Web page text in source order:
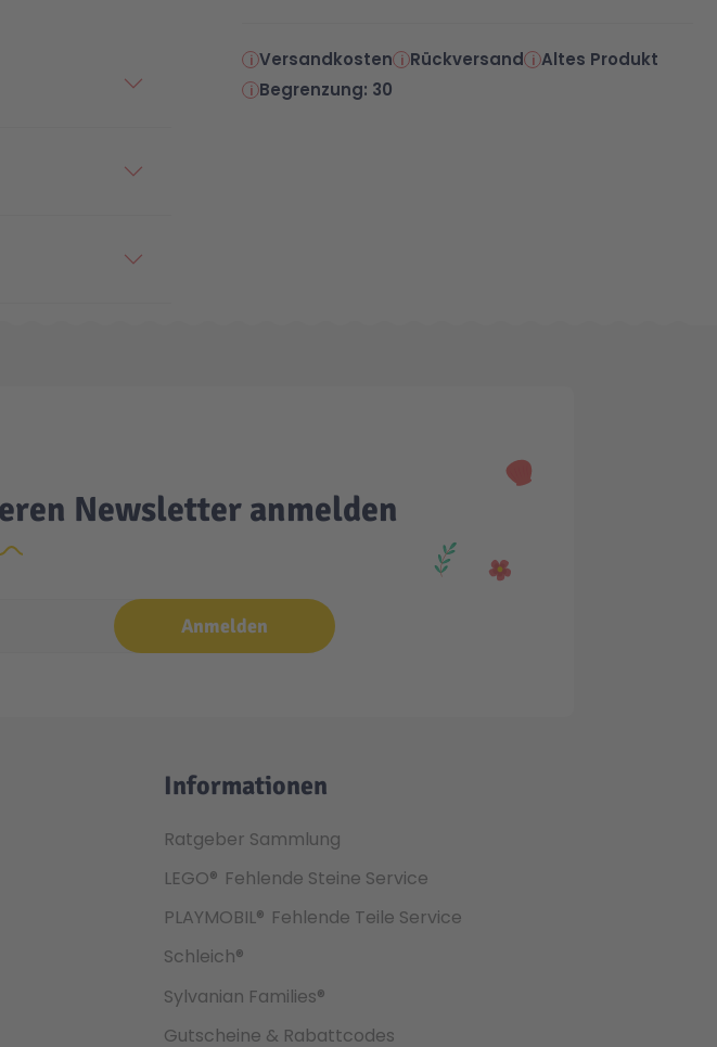
Versandkosten Rückversand
Altes Produkt
Begrenzung: 30
Newsletter anmelden
Anmelden
Informationen
Ratgeber Sammlung
LEGO® Fehlende Steine Service
PLAYMOBIL® Fehlende Teile Service
Schleich®
Sylvanian Families®
Gutscheine & Rabattcodes